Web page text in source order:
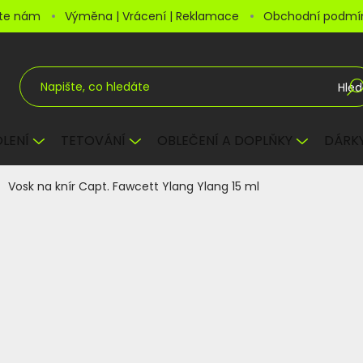
nám Výměna | Vrácení | Reklamace Obchodní
TETOVÁNÍ OBLEČENÍ A DOPLŇKY
Vosk na knír Capt. Fawcett Ylang Ylang 15 ml